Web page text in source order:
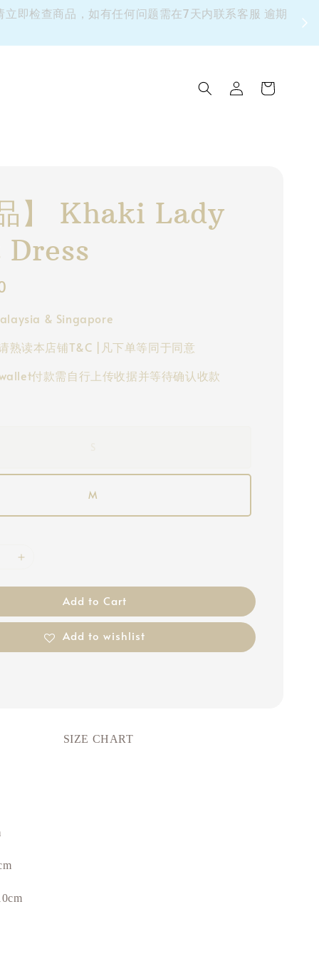
即检查商品，如有任何问题需在7天内联系客服 逾期
品】 Khaki Lady
Dress
& Singapore
熟读本店铺T&C |凡下单等同于同意
付款需自行上传收据并等待确认收款
M
Add to Cart
Add to wishlist
SIZE CHART